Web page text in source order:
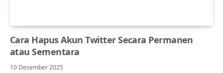
Cara Hapus Akun Twitter Secara Permanen
atau Sementara
10 Desember 2025